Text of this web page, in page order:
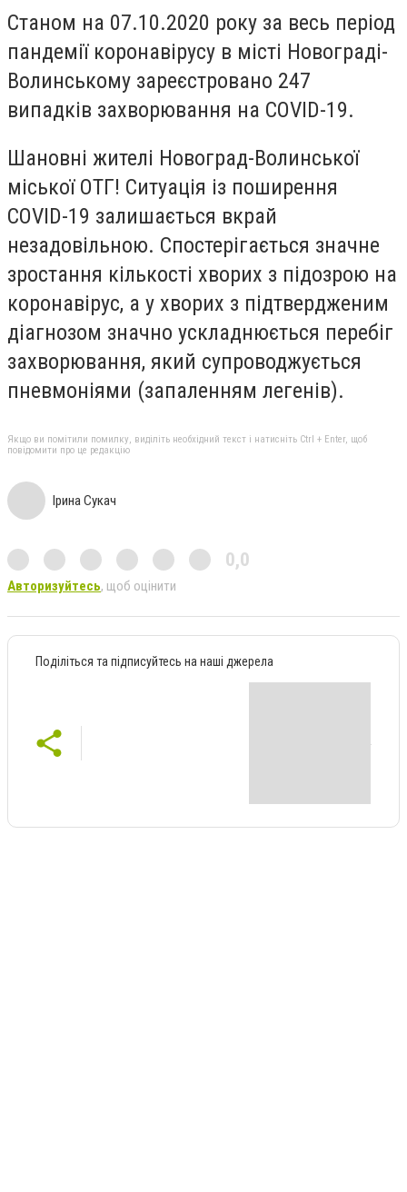
Станом на 07.10.2020 року за весь період
пандемії коронавірусу в місті Новограді-
Волинському зареєстровано 247
випадків захворювання на COVID-19.
Шановні жителі Новоград-Волинської
міської ОТГ! Ситуація із поширення
COVID-19 залишається вкрай
незадовільною. Спостерігається значне
зростання кількості хворих з підозрою на
коронавірус, а у хворих з підтвердженим
діагнозом значно ускладнюється перебіг
захворювання, який супроводжується
пневмоніями (запаленням легенів).
Якщо ви помітили помилку, виділіть необхідний текст і натисніть Ctrl + Enter, щоб
повідомити про це редакцію
Ірина Сукач
0,0
Авторизуйтесь, щоб оцінити
Поділіться та підписуйтесь на наші джерела